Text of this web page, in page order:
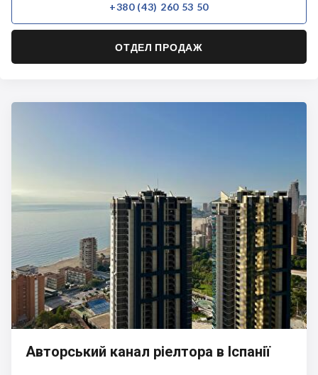
+380 (43) 260 53 50
ОТДЕЛ ПРОДАЖ
Авторський канал ріелтора в Іспанії